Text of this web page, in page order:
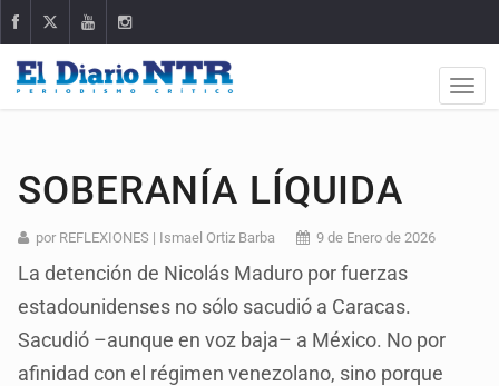
SOBERANÍA LÍQUIDA
por REFLEXIONES | Ismael Ortiz Barba 9 de Enero de 2026
La detención de Nicolás Maduro por fuerzas
estadounidenses no sólo sacudió a Caracas.
Sacudió –aunque en voz baja– a México. No por
afinidad con el régimen venezolano, sino porque